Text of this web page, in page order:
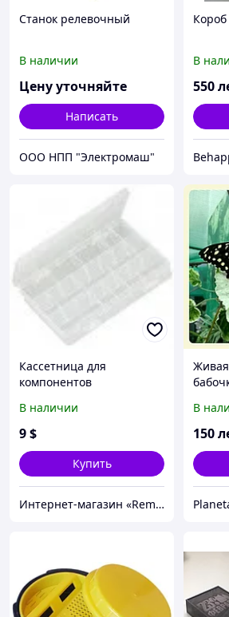
Станок релевочный
В наличии
Цену уточняйте
Написать
ООО НПП "Электромаш"
В
550
Кассетница для
компонентов
В наличии
9$
Купить
Интернет-магазин «Rem-elektronik»
В
150